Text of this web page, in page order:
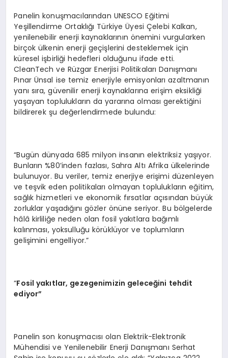
Panelin konuşmacılarından UNESCO Eğitimi
Yeşillendirme Ortaklığı Türkiye Üyesi Çelebi Kalkan,
yenilenebilir enerji kaynaklarının önemini vurgularken
birçok ülkenin enerji geçişlerini desteklemek için
küresel işbirliği hedefleri olduğunu ifade etti.
CleanTech ve Rüzgar Enerjisi Politikaları Danışmanı
Pınar Ünsal ise temiz enerjiyle emisyonları azaltmanın
yanı sıra, güvenilir enerji kaynaklarına erişim eksikliği
yaşayan toplulukların da yararına olması gerektiğini
bildirerek şu değerlendirmede bulundu:
“Bugün dünyada 685 milyon insanın elektriksiz yaşıyor.
Bunların %80’inden fazlası, Sahra Altı Afrika ülkelerinde
bulunuyor. Bu veriler, temiz enerjiye erişimi düzenleyen
ve teşvik eden politikaları olmayan toplulukların eğitim,
sağlık hizmetleri ve ekonomik fırsatlar açısından büyük
zorluklar yaşadığını gözler önüne seriyor. Bu bölgelerde
hâlâ kirliliğe neden olan fosil yakıtlara bağımlı
kalınması, yoksulluğu körüklüyor ve toplumların
gelişimini engelliyor.”
“Fosil yakıtlar, gezegenimizin geleceğini tehdit
ediyor”
Panelin son konuşmacısı olan Elektrik-Elektronik
Mühendisi ve Yenilenebilir Enerji Danışmanı Serhat